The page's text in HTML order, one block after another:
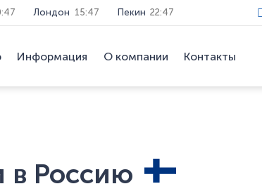
Лондон 15:47 Пекин 22:47
Информация О компании Контакты
в Россию